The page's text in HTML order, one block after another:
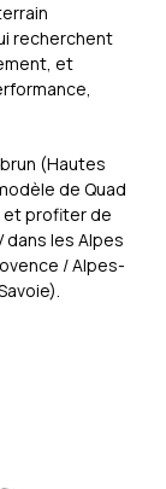
recherchent
et
(Hautes
de Quad
et profiter de
dans les Alpes
/ Alpes-